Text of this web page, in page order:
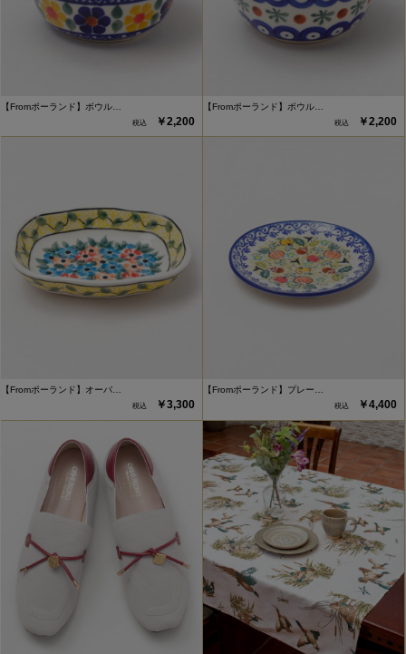
【Fromポーランド】ボウル…
￥2,200
【Fromポーランド】ボウル…
￥2,200
【Fromポーランド】オーバ…
￥3,300
【Fromポーランド】プレー…
￥4,400